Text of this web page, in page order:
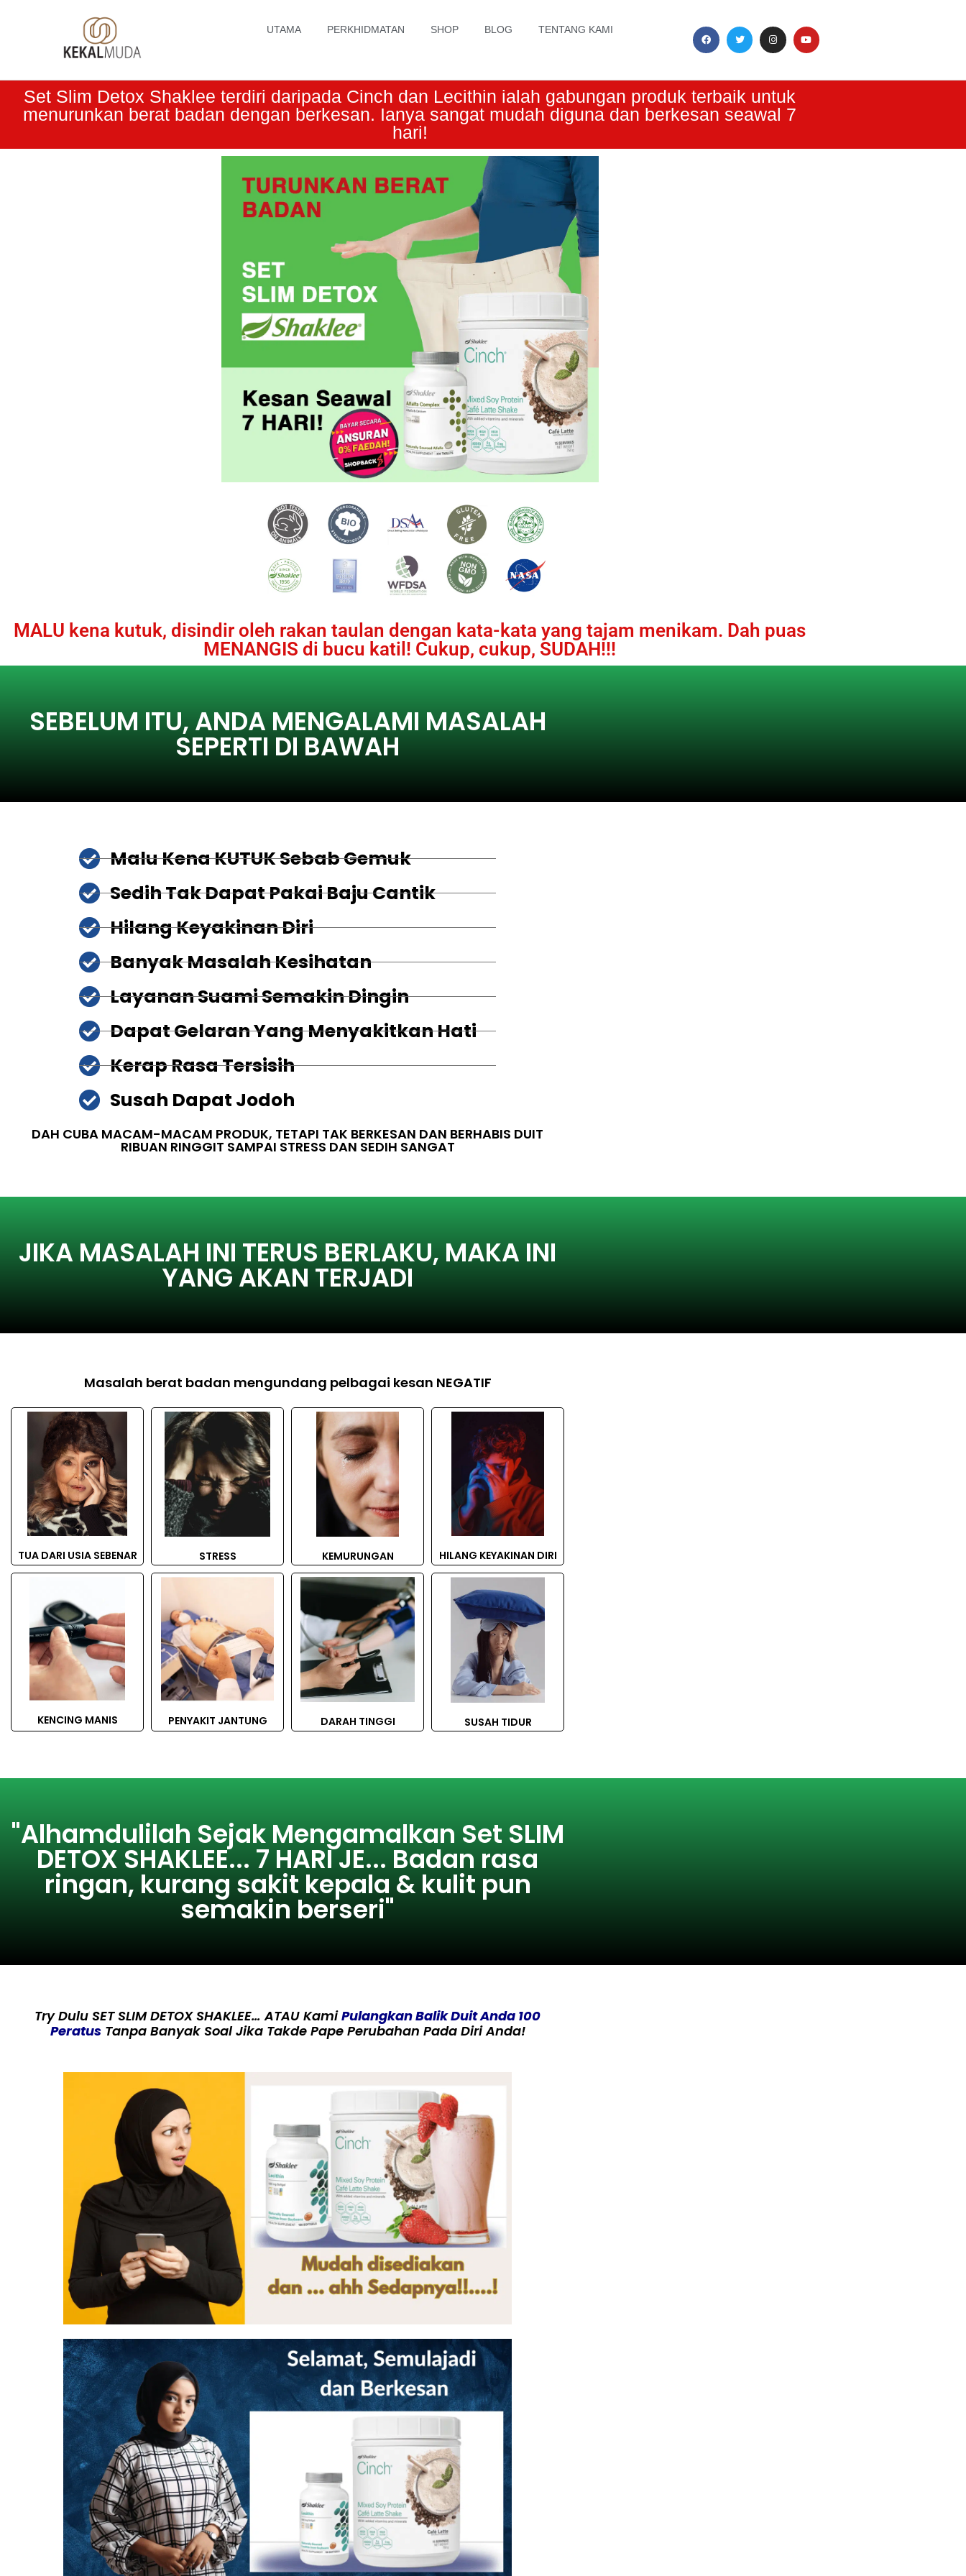
UTAMA PERKHIDMATAN SHOP BLOG TENTANG KAMI
Set Slim Detox Shaklee terdiri daripada Cinch dan Lecithin ialah gabungan produk terbaik untuk
menurunkan berat badan dengan berkesan. Ianya sangat mudah diguna dan berkesan seawal 7
hari!
MALU kena kutuk, disindir oleh rakan taulan dengan kata-kata yang tajam menikam. Dah puas
MENANGIS di bucu katil! Cukup, cukup, SUDAH!!!
SEBELUM ITU, ANDA MENGALAMI MASALAH
SEPERTI DI BAWAH
Malu Kena KUTUK Sebab Gemuk
Sedih Tak Dapat Pakai Baju Cantik
Hilang Keyakinan Diri
Banyak Masalah Kesihatan
Layanan Suami Semakin Dingin
Dapat Gelaran Yang Menyakitkan Hati
Kerap Rasa Tersisih
Susah Dapat Jodoh
DAH CUBA MACAM-MACAM PRODUK, TETAPI TAK BERKESAN DAN BERHABIS DUIT
RIBUAN RINGGIT SAMPAI STRESS DAN SEDIH SANGAT
JIKA MASALAH INI TERUS BERLAKU, MAKA INI
YANG AKAN TERJADI
Masalah berat badan mengundang pelbagai kesan NEGATIF
TUA DARI USIA SEBENAR STRESS KEMURUNGAN HILANG KEYAKINAN DIRI
KENCING MANIS PENYAKIT JANTUNG DARAH TINGGI SUSAH TIDUR
"Alhamdulilah Sejak Mengamalkan Set SLIM
DETOX SHAKLEE... 7 HARI JE... Badan rasa
ringan, kurang sakit kepala & kulit pun
semakin berseri"
Try Dulu SET SLIM DETOX SHAKLEE… ATAU KamiPulangkan Balik Duit Anda 100
PeratusTanpa Banyak Soal Jika Takde Pape Perubahan Pada Diri Anda!